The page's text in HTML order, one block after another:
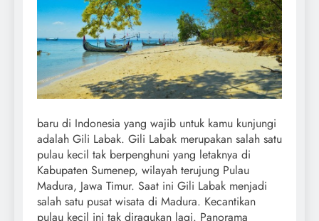
baru di Indonesia yang wajib untuk kamu kunjungi
adalah Gili Labak. Gili Labak merupakan salah satu
pulau kecil tak berpenghuni yang letaknya di
Kabupaten Sumenep, wilayah terujung Pulau
Madura, Jawa Timur. Saat ini Gili Labak menjadi
salah satu pusat wisata di Madura. Kecantikan
pulau kecil ini tak diragukan lagi. Panorama